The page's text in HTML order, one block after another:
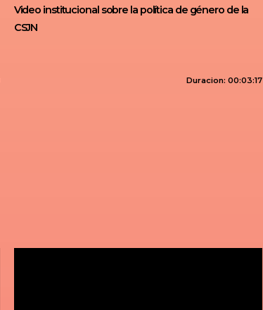
Video institucional sobre la política de género de la
CSJN
Duracion: 00:03:17